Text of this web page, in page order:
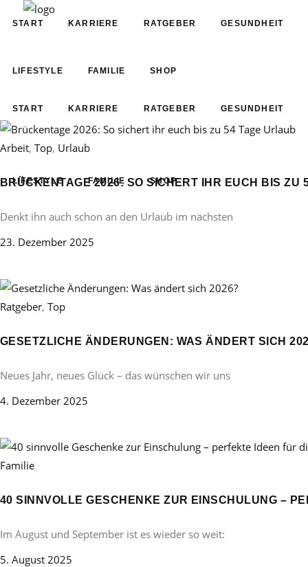
START KARRIERE RATGEBER GESUNDHEIT
LIFESTYLE FAMILIE SHOP
START KARRIERE RATGEBER GESUNDHEIT
LIFESTYLE FAMILIE SHOP
Arbeit, Top, Urlaub
BRÜCKENTAGE 2026: SO SICHERT IHR EUCH BIS ZU
Denkt ihn auch schon an den Urlaub im nächsten
23. Dezember 2025
Ratgeber, Top
GESETZLICHE ÄNDERUNGEN: WAS ÄNDERT SICH
Neues Jahr, neues Glück – das wünschen wir uns
4. Dezember 2025
Familie
40 SINNVOLLE GESCHENKE ZUR EINSCHULUNG –
Im August und September ist es wieder so weit:
5. August 2025